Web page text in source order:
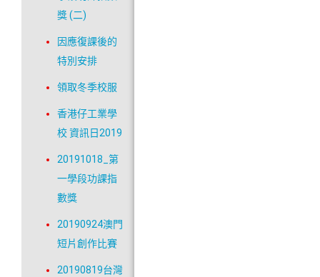
獎 (二)
因應復課後的
特別安排
領取冬季校服
香港仔工業學
校 資訊日2019
20191018_第
一學段功課指
數獎
20190924澳門
短片創作比賽
20190819台灣